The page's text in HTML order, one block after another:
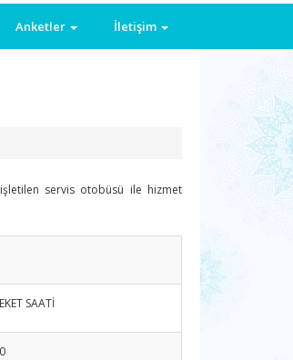
Anketler İletişim
servis otobüsü ile hizmet
SAATİ